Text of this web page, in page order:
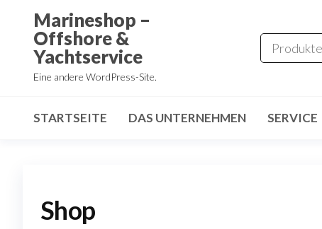
springen
Marineshop –
Offshore &
Yachtservice
Eine andere WordPress-Site.
STARTSEITE DAS UNTERNEHMEN SERVICE
Shop